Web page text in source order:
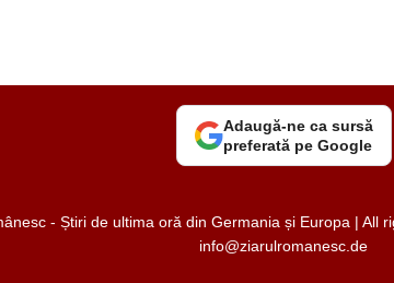
Adaugă-ne ca sursă
preferată pe Google
- Știri de ultima oră din Germania și Europa | All
info@ziarulromanesc.de